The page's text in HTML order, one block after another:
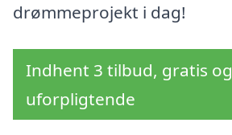
drømmeprojekt i dag!
Indhent 3 tilbud, gratis og
uforpligtende